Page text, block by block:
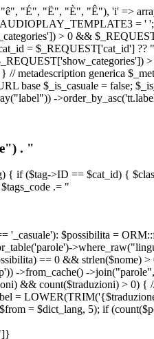
"É", "Ë", "È", "Ê"), 'i' =>
= '
> 0 &&
= $_REQUEST['cat_id'] ??
metadescription generica
$_is_casuale = false;
-
. "
{ if ($tag->ID == $cat_id) {
.= "
$possibilita =
== 0 && strlen($nome)
->from_cache() -
&& count($traduzioni) > 0) {
=
= $dict_lang, 5); if